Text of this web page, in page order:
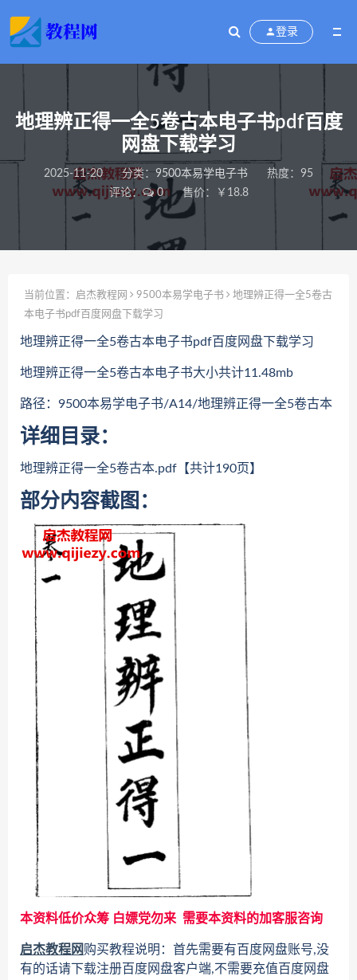
登录
地理辨正得一全5卷古本电子书pdf百度
网盘下载学习
2025-11-20 分类： 9500本易学电子书
热度：95
评论：
0 售价：￥18.8
当前位置： 启杰教程网 9500本易学电子书
地理辨正得一全5卷古
本电子书pdf百度网盘下载学习
地理辨正得一全5卷古本电子书pdf百度网盘下载学习
地理辨正得一全5卷古本电子书大小共计11.48mb
路径：9500本易学电子书/A14/地理辨正得一全5卷古本
详细目录：
地理辨正得一全5卷古本.pdf【共计190页】
部分内容截图：
本资料低价众筹 白嫖党勿来 需要本资料的加客服咨询
启杰教程网购买教程说明：首先需要有百度网盘账号,没
有的话请下载注册百度网盘客户端,不需要充值百度网盘